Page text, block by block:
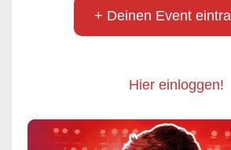
+ Deinen Event
Hier einloggen!